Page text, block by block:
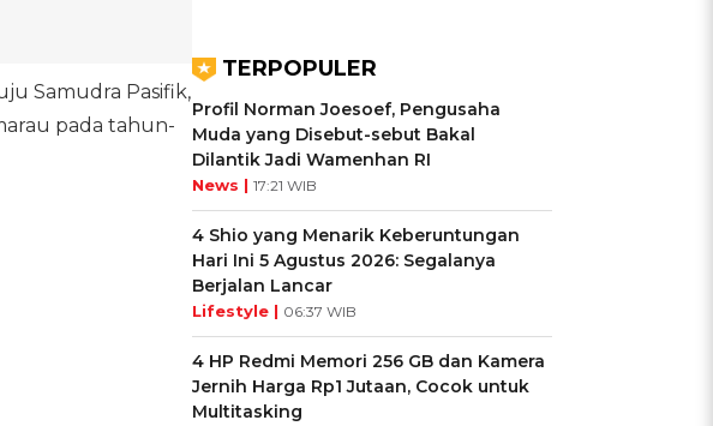
Samudra Pasifik,
pada tahun-
TERPOPULER
Profil Norman Joesoef, Pengusaha
Muda yang Disebut-sebut Bakal
Dilantik Jadi Wamenhan RI
News | 17:21 WIB
4 Shio yang Menarik Keberuntungan
Hari Ini 5 Agustus 2026: Segalanya
Berjalan Lancar
Lifestyle | 06:37 WIB
4 HP Redmi Memori 256 GB dan Kamera
Jernih Harga Rp1 Jutaan, Cocok untuk
Multitasking